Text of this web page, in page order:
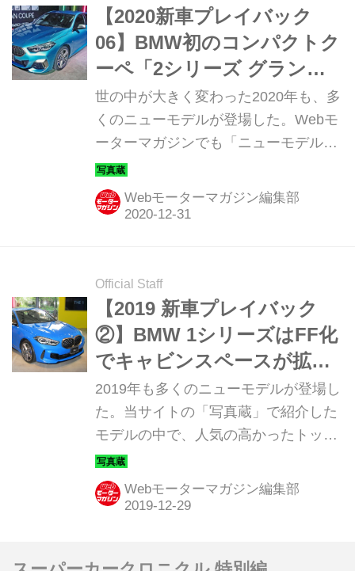
【2020新車プレイバック
06】BMW初のコンパクトク
ーペ「2シリーズ グランク
ーペ」は超スタイリッシュ
世の中が大きく変わった2020年も、多
くのニューモデルが登場した。Webモ
ーターマガジンでも「ニューモデル写
真蔵」で紹介したモデルから、人気の
あった（閲覧数の多かった）10台を年
末年始スペシャルとしてプレイバッ
Webモーターマガジン編集部
Official Staff
【2019 新車プレイバック
②】BMW 1シリーズはFF化
でキャビンスペースが拡大
し総合力アップ
2019年も多くのニューモデルが登場し
た。当サイトの「写真蔵」で紹介した
モデルの中で、人気の高かったトップ
10をプレイバックして紹介しよう。今
回は2019年8月29日に3世代目にフル
モデルチェンジされた「BMW1シリー
Webモーターマガジン編集部